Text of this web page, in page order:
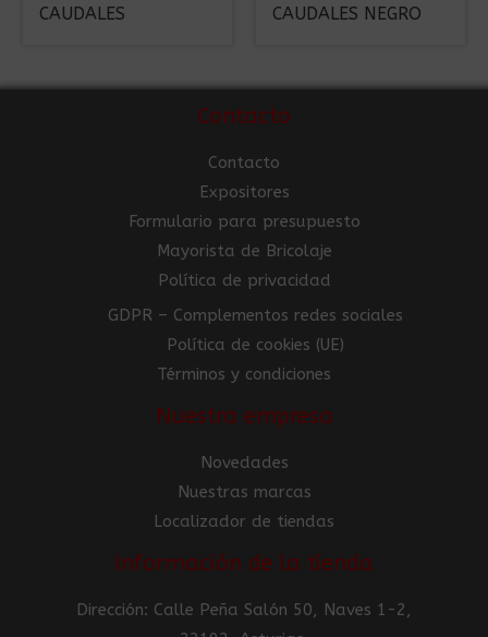
CAUDALES
CAUDALES NEGRO
Contacto
Contacto
Expositores
Formulario para presupuesto
Mayorista de Bricolaje
Política de privacidad
GDPR – Complementos redes sociales
Política de cookies (UE)
Términos y condiciones
Nuestra empresa
Novedades
Nuestras marcas
Localizador de tiendas
Información de la tienda
Dirección: Calle Peña Salón 50, Naves 1-2,